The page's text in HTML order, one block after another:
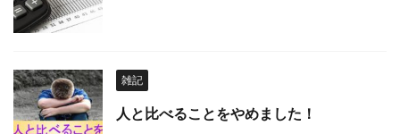
雑記
人と比べることをやめました！